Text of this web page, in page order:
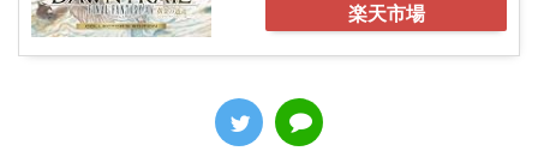
楽天市場